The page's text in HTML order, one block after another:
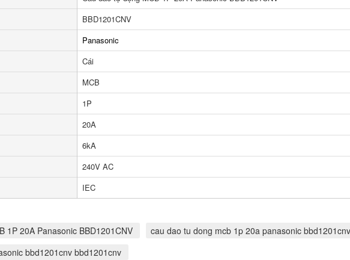
BBD1201CNV
Panasonic
Cái
MCB
1P
20A
6kA
240V AC
IEC
1P 20A Panasonic BBD1201CNV
cau dao tu dong mcb 1p 20a panasonic bbd1201cnv
bbd1201cnv bbd1201cnv